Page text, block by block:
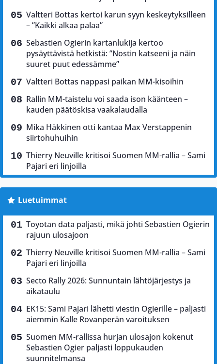
Valtteri Bottas kertoi karun syyn keskeytyksilleen
– ”Kaikki alkaa palaa”
Sebastien Ogierin kartanlukija kertoo
pysäyttävistä hetkistä: ”Nostin katseeni ja näin
suuret puut edessämme”
Valtteri Bottas nappasi paikan MM-kisoihin
Rallin MM-taistelu voi saada ison käänteen –
kauden päätöskisa vaakalaudalla
Mika Häkkinen otti kantaa Max Verstappenin
siirtohuhuihin
Thierry Neuville kritisoi Suomen MM-rallia – Sami
Pajari eri linjoilla
Luetuimmat
Toyotan data paljasti, mikä johti Sebastien Ogierin
rajuun ulosajoon
Thierry Neuville kritisoi Suomen MM-rallia – Sami
Pajari eri linjoilla
Secto Rally 2026: Sunnuntain lähtöjärjestys ja
aikataulu
EK15: Sami Pajari lähetti viestin Ogierille – paljasti
aiemmin Kalle Rovanperän varoituksen
Suomen MM-rallissa hurjan ulosajon kokenut
Sebastien Ogier paljasti loppukauden
suunnitelmansa